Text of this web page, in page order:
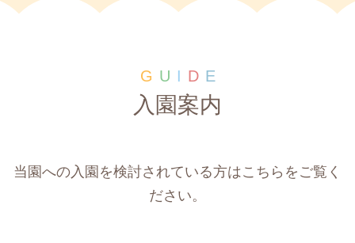
G U I D E
入園案内
当園への入園を検討されている方はこちらをご覧く
ださい。